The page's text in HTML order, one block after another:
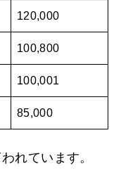
120,000
100,800
100,001
85,000
れています。